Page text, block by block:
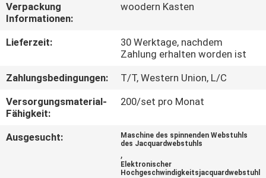
QUALITÄTSKONTROLLE
MIT
UNS
NEUIGKEITEN
Verpackung
Informationen:
woodern Kasten
Lieferzeit:
30 Werktage, nachdem
Zahlung erhalten worden ist
Zahlungsbedingungen:
T/T, Western Union, L/C
Versorgungsmaterial-
Fähigkeit:
200/set pro Monat
Ausgesucht:
Maschine des spinnenden Webstuhls
des Jacquardwebstuhls
,
Elektronischer
Hochgeschwindigkeitsjacquardwebstuhl